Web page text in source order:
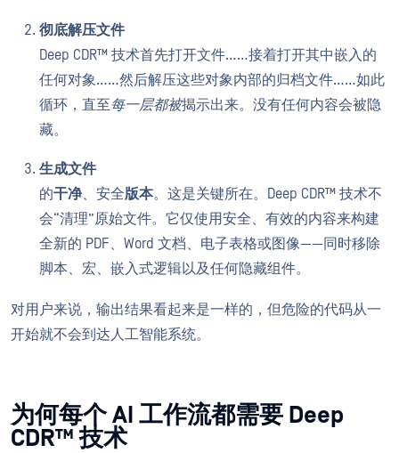
彻底解压文件
Deep CDR™ 技术首先打开文件……接着打开其中嵌入的
任何对象……然后解压这些对象内部的归档文件……如此
循环，直至每一层都被揭示出来。没有任何内容会被隐
藏。
生成文件
的干净、安全版本。这是关键所在。Deep CDR™ 技术不
会“清理”原始文件。它仅使用安全、有效的内容来构建
全新的 PDF、Word 文档、电子表格或图像——同时移除
脚本、宏、嵌入式逻辑以及任何隐藏组件。
对用户来说，输出结果看起来是一样的，但危险的代码从一
开始就不会到达人工智能系统。
为何每个 AI 工作流都需要 Deep
CDR™ 技术